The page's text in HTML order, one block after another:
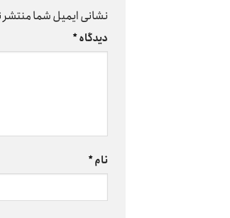
نشانی ایمیل شما
دیدگاه*
نام*